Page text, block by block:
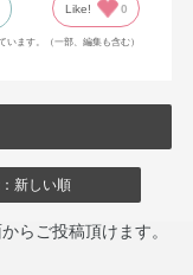
Like! 0
ます。（一部、編集も含む）
新しい順
らご投稿頂けます。